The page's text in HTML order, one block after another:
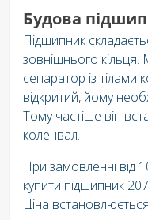
Будова
Підшипник
зовнішнього кільця.
сепаратор із тілами
відкритий, йому
Тому частіше він
коленвал.
При замовленні від
купити підшипник
Ціна